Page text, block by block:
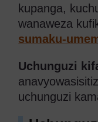
kupanga,
wanaweza
sumaku-
Uchunguzi
uchunguzi